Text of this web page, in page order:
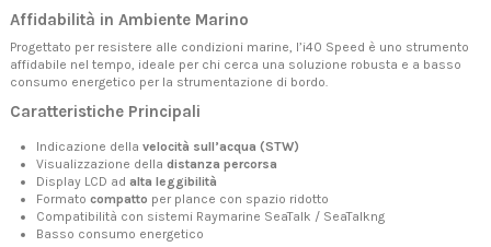
Affidabilità in Ambiente Marino
Progettato per resistere alle condizioni marine, l’i40 Speed è uno strumento
affidabile nel tempo, ideale per chi cerca una soluzione robusta e a basso
consumo energetico per la strumentazione di bordo.
Caratteristiche Principali
Indicazione della velocità sull’acqua (STW)
Visualizzazione della distanza percorsa
Display LCD ad alta leggibilità
Formato compatto per plance con spazio ridotto
Compatibilità con sistemi Raymarine SeaTalk / SeaTalkng
Basso consumo energetico